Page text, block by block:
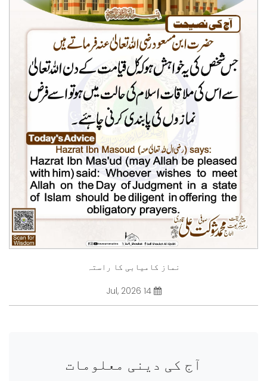
نماز کامیابی کا راستہ
14 Jul, 2026
آج کی دینی معلومات